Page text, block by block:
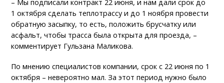
– Мы подписали контракт 22 июня, и нам дали срок до
1 октября сделать теплотрассу и до 1 ноября провести
обратную засыпку, то есть, положить брусчатку или
асфальт, чтобы трасса была открыта для проезда, –
комментирует Гульзана Маликова.
По мнению специалистов компании, срок с 22 июня по 1
октября – невероятно мал. За этот период нужно было